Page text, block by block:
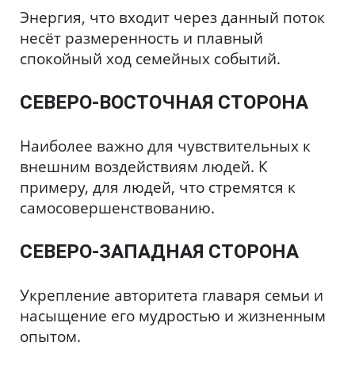
Энергия, что входит через данный поток
несёт размеренность и плавный
спокойный ход семейных событий.
СЕВЕРО-ВОСТОЧНАЯ СТОРОНА
Наиболее важно для чувствительных к
внешним воздействиям людей. К
примеру, для людей, что стремятся к
самосовершенствованию.
СЕВЕРО-ЗАПАДНАЯ СТОРОНА
Укрепление авторитета главаря семьи и
насыщение его мудростью и жизненным
опытом.